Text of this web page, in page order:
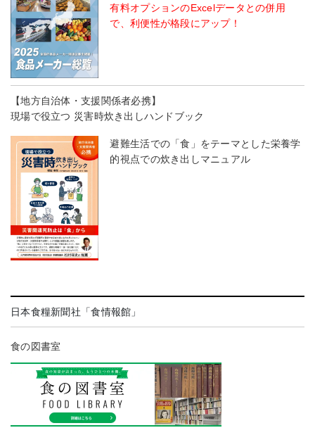
有料オプションのExcelデータとの併用
で、利便性が格段にアップ！
【地方自治体・支援関係者必携】
現場で役立つ 災害時炊き出しハンドブック
避難生活での「食」をテーマとした栄養学
的視点での炊き出しマニュアル
日本食糧新聞社「食情報館」
食の図書室